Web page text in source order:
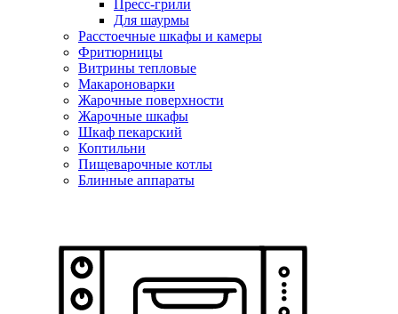
Пресс-грили
Для шаурмы
Расстоечные шкафы и камеры
Фритюрницы
Витрины тепловые
Макароноварки
Жарочные поверхности
Жарочные шкафы
Шкаф пекарский
Коптильни
Пищеварочные котлы
Блинные аппараты